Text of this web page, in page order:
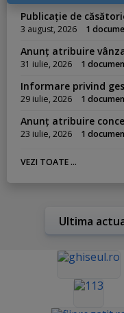
Publicație de
3 august, 2026 1
Anunț atribuire
31 iulie, 2026 1
Informare privind
29 iulie, 2026 1
Anunț atribuire
23 iulie, 2026 1
VEZI TOATE ...
Ultima